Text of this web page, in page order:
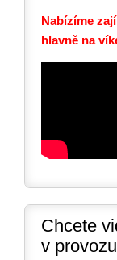
Nabízíme
hlavně na
Chcete
v